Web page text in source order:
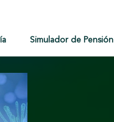
Simulador de Pensión